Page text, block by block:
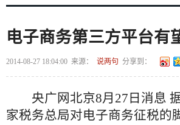
电子商务第三方平台有
2014-08-27 18:04:00 来源： 说两句 分享到：
央广网北京8月27日消息 据
家税务总局对电子商务征税的